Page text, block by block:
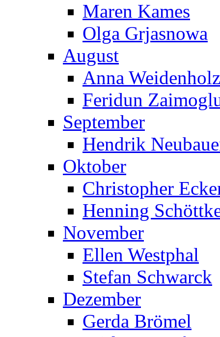
Maren Kames
Olga Grjasnowa
August
Anna
Feridun
September
Hendrik
Oktober
Christopher
Henning
November
Ellen Westphal
Stefan Schwarck
Dezember
Gerda Brömel